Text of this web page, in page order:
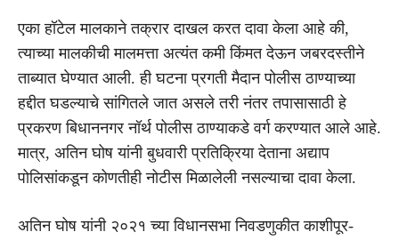
एका हॉटेल मालकाने तक्रार दाखल करत दावा केला आहे की,
त्याच्या मालकीची मालमत्ता अत्यंत कमी किंमत देऊन जबरदस्तीने
ताब्यात घेण्यात आली. ही घटना प्रगती मैदान पोलीस ठाण्याच्या
हद्दीत घडल्याचे सांगितले जात असले तरी नंतर तपासासाठी हे
प्रकरण बिधाननगर नॉर्थ पोलीस ठाण्याकडे वर्ग करण्यात आले आहे.
मात्र, अतिन घोष यांनी बुधवारी प्रतिक्रिया देताना अद्याप
पोलिसांकडून कोणतीही नोटीस मिळालेली नसल्याचा दावा केला.
अतिन घोष यांनी २०२१ च्या विधानसभा निवडणुकीत काशीपूर-